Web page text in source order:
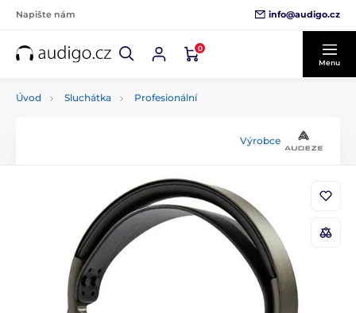
Napište nám info@audigo.cz
0
Menu
Úvod Sluchátka Profesionální
Výrobce